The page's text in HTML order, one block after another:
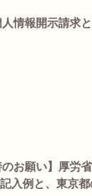
人情報開示請求
お願い】厚労
入例と、東京